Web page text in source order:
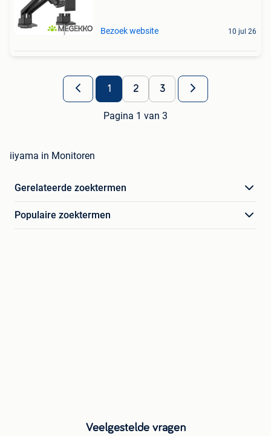
Bezoek website 10 jul 26
1 2 3
Pagina 1 van 3
iiyama in Monitoren
Gerelateerde zoektermen
Populaire zoektermen
Veelgestelde vragen